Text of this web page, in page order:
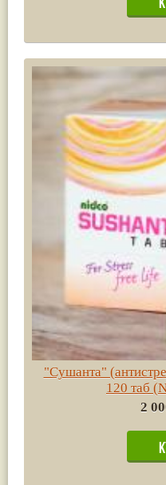
"Сушанта"
120 таб
2